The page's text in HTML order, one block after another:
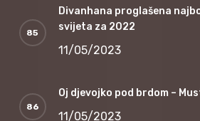
Divanhana proglašena
svijeta za 2022
11/05/2023
Oj djevojko pod brdom –
11/05/2023